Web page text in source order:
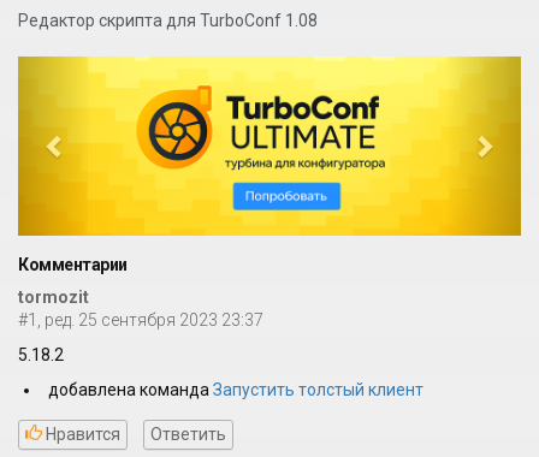
Редактор скрипта для TurboConf 1.08
e
o
u
s
x
Комментарии
tormozit
#1, ред. 25 сентября 2023 23:37
5.18.2
добавлена команда Запустить толстый клиент
Нравится Ответить